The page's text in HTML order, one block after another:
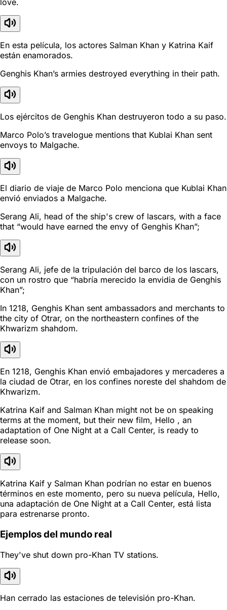
love.
En esta película, los actores Salman Khan y Katrina Kaif
están enamorados.
Genghis Khan’s armies destroyed everything in their path.
Los ejércitos de Genghis Khan destruyeron todo a su paso.
Marco Polo’s travelogue mentions that Kublai Khan sent
envoys to Malgache.
El diario de viaje de Marco Polo menciona que Kublai Khan
envió enviados a Malgache.
Serang Ali, head of the ship's crew of lascars, with a face
that “would have earned the envy of Genghis Khan”;
Serang Ali, jefe de la tripulación del barco de los lascars,
con un rostro que “habría merecido la envidia de Genghis
Khan”;
In 1218, Genghis Khan sent ambassadors and merchants to
the city of Otrar, on the northeastern confines of the
Khwarizm shahdom.
En 1218, Genghis Khan envió embajadores y mercaderes a
la ciudad de Otrar, en los confines noreste del shahdom de
Khwarizm.
Katrina Kaif and Salman Khan might not be on speaking
terms at the moment, but their new film, Hello , an
adaptation of One Night at a Call Center, is ready to
release soon.
Katrina Kaif y Salman Khan podrían no estar en buenos
términos en este momento, pero su nueva película, Hello,
una adaptación de One Night at a Call Center, está lista
para estrenarse pronto.
Ejemplos del mundo real
They've shut down pro-Khan TV stations.
Han cerrado las estaciones de televisión pro-Khan.